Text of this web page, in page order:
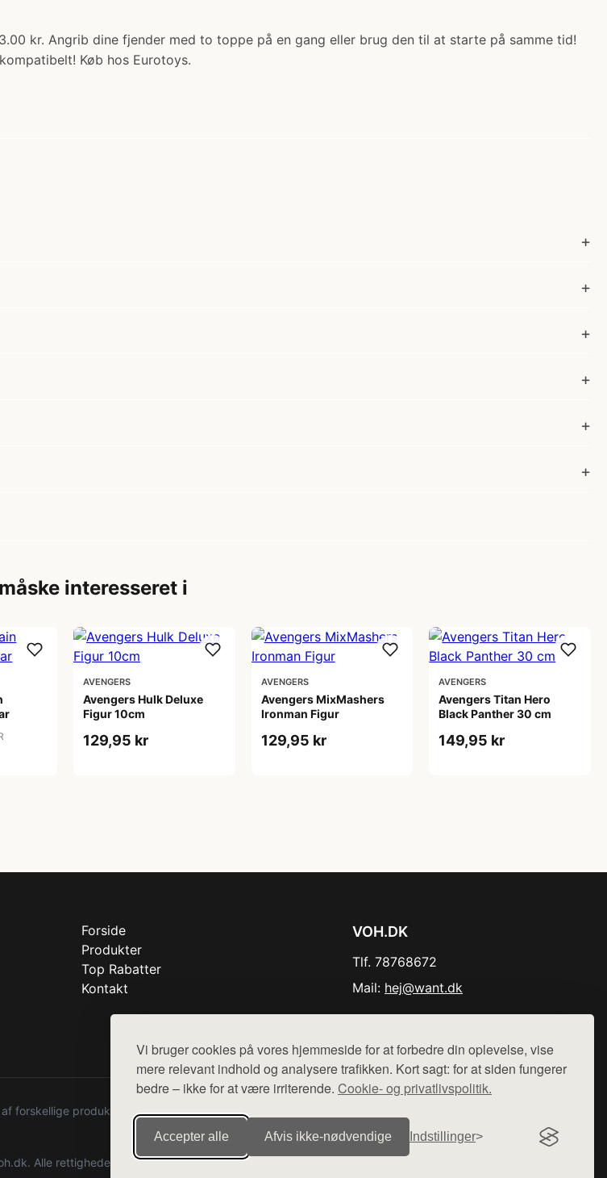
Vi bruger cookies på vores hjemmeside for at forbedre din oplevelse, vise
mere relevant indhold og analysere trafikken. Kort sagt: for at siden fungerer
bedre – ikke for at være irriterende. Cookie- og privatlivspolitik.
Accepter alle Afvis ikke‑nødvendige Indstillinger
kr. Angrib dine fjender med to toppe på en gang eller brug den til at starte på samme tid!
Køb hos Eurotoys.
interesseret i
AVENGERS
Avengers Hulk Deluxe
Figur 10cm
129,95 kr
AVENGERS
Avengers MixMashers
Ironman Figur
129,95 kr
AVENGERS
Avengers Titan Hero
Black Panther 30 cm
149,95 kr
Forside
Produkter
Top Rabatter
Kontakt
VOH.DK
Tlf. 78768672
Mail: hej@want.dk
produkter fra diverse webshops. Der sælges ikke varer fra denne side - vi henviser til de shops,
Alle rettigheder forbeholdes.